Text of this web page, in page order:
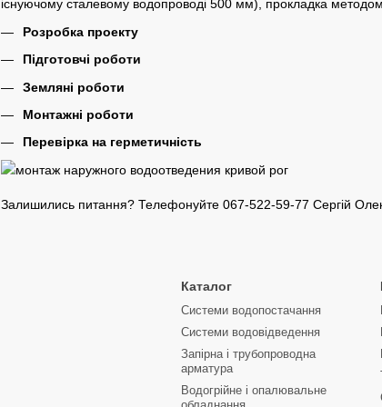
існуючому сталевому водопроводі 500 мм), прокладка
Розробка проекту
Підготовчі роботи
Земляні роботи
Монтажні роботи
Перевірка на герметичність
Залишились питання? Телефонуйте 067-522-59-77 Сергій
Каталог
Системи водопостачання
Системи водовідведення
Запірна і трубопроводна
арматура
Водогрійне і опалювальне